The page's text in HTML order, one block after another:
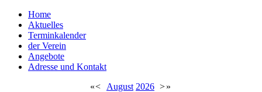
Home
Aktuelles
Terminkalender
der Verein
Angebote
Adresse und Kontakt
«< August 2026 >»